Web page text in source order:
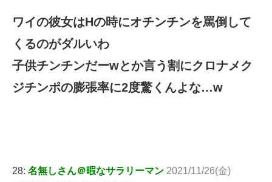
ワイの彼女はHの時にオチンチンを罵倒して
くるのがダルいわ
子供チンチンだーwとか言う割にクロナメク
ジチンポの膨張率に2度驚くんよな…w
28: 名無しさん＠暇なサラリーマン 2021/11/26(金)